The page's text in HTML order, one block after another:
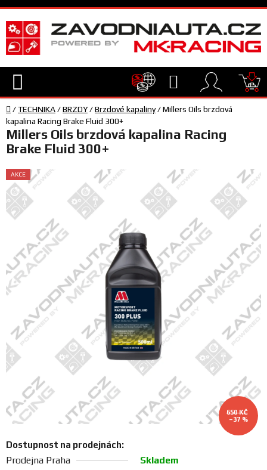
Přejít
na
obsah
Hledat
TECHNIKA
VYBAVENÍ
JEZDEC
TÝM
SERVIS
FANOUŠCI
Profil
firmy
Obchodní
podmínky
Doprava
Blog
Domů
/TECHNIKA/BRZDY/Brzdové kapaliny/Millers Oils brzdová
kapalina Racing Brake Fluid 300+
Dostupnost na prodejnách:
Prodejna Praha
Skladem
Millers Oils brzdová kapalina Racing
Brake Fluid 300+
AKCE
650 KČ
–37 %